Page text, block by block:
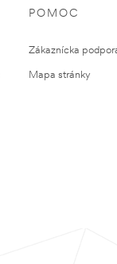
POMOC
Zákaznícka
Mapa stránky